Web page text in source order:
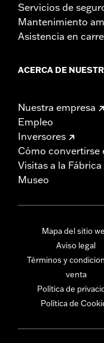
Servicios de
Mantenimiento
Asistencia en
ACERCA DE
Nuestra empresa
Empleo
Inversores
Cómo convertirse
Visitas a la Fábrica
Museo
Mapa del sitio
Aviso legal
Términos y
venta
Política de
Política de